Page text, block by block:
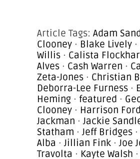
Article Tags: Adam
Clooney · Blake Lively ·
Willis · Calista
Alves · Cash Warren ·
Zeta-Jones · Christian
Deborra-Lee Furness ·
Heming · featured ·
Clooney · Harrison Ford
Jackman · Jackie
Statham · Jeff Bridges ·
Alba · Jillian Fink · Joe
Travolta · Kayte Walsh ·